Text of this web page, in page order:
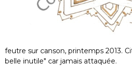
feutre sur canson, printemps 2013.
belle inutile" car jamais attaquée.